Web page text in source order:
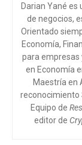
Darian Yané
de negocios,
Orientado
Economía,
para empresas
en Economía
Maestría en
reconocimiento
Equipo de
editor de